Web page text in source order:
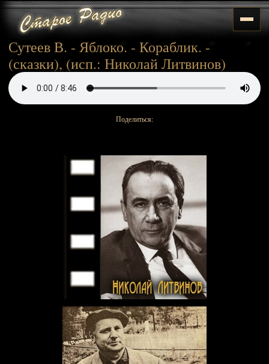
Сутеев В. - Яблоко. - Кораблик. -
(сказки), (исп.: Николай Литвинов)
Поделиться: